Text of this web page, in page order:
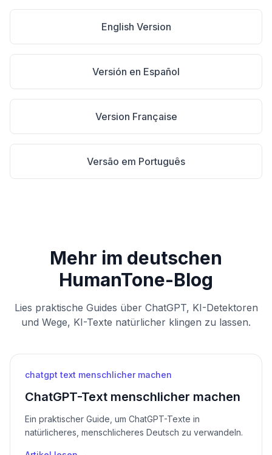
English Version
Versión en Español
Version Française
Versão em Português
Mehr im deutschen
HumanTone-Blog
Lies praktische Guides über ChatGPT, KI-Detektoren
und Wege, KI-Texte natürlicher klingen zu lassen.
chatgpt text menschlicher machen
ChatGPT-Text menschlicher machen
Ein praktischer Guide, um ChatGPT-Texte in
natürlicheres, menschlicheres Deutsch zu verwandeln.